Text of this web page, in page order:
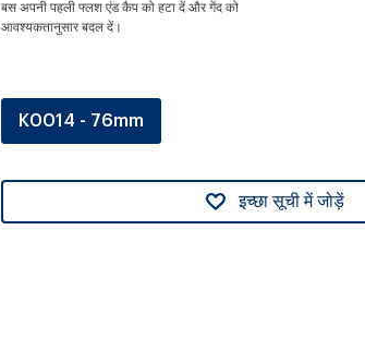
बस अपनी पहली फ्लश एंड कैप को हटा दें और गेंद को
आवश्यकतानुसार बदल दें।
K0014 - 76mm
इच्छा सूची में जोड़ें